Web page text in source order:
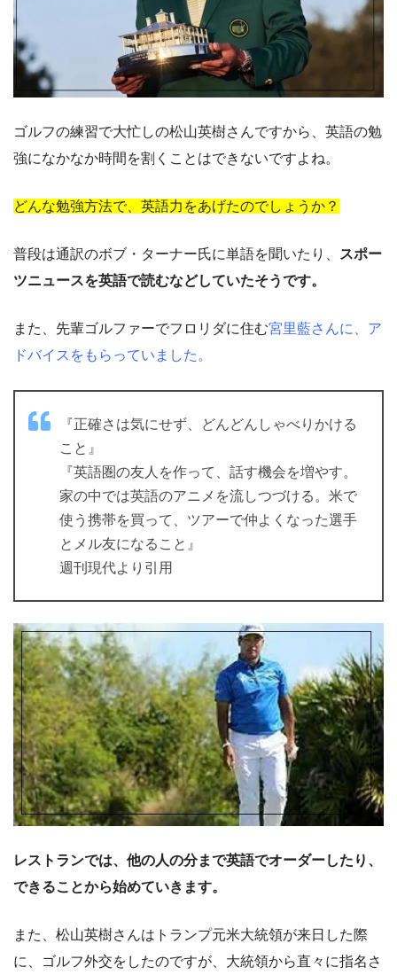
ゴルフの練習で大忙しの松山英樹さんですから、英語の勉
強になかなか時間を割くことはできないですよね。
どんな勉強方法で、英語力をあげたのでしょうか？
普段は通訳のボブ・ターナー氏に単語を聞いたり、
スポー
ツニュースを英語で読むなどしていたそうです。
また、先輩ゴルファーでフロリダに住む宮里藍さんに、ア
ドバイスをもらっていました。
『正確さは気にせず、どんどんしゃべりかける
こと』
『英語圏の友人を作って、話す機会を増やす。
家の中では英語のアニメを流しつづける。米で
使う携帯を買って、ツアーで仲よくなった選手
とメル友になること』
週刊現代より引用
レストランでは、他の人の分まで英語でオーダーしたり、
できることから始めていきます。
また、松山英樹さんはトランプ元米大統領が来日した際
に、ゴルフ外交をしたのですが、大統領から直々に指名さ